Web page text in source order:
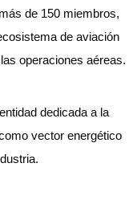
de 150 miembros,
de aviación
operaciones aéreas.
dedicada a la
vector energético